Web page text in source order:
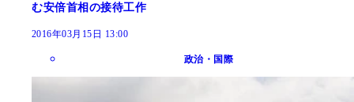
む安倍首相の接待工作
2016年03月15日 13:00
政治・国際